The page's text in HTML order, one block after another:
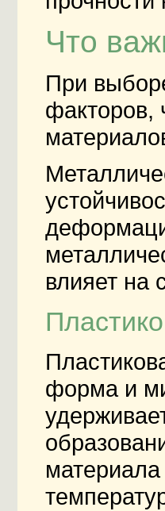
Что
При
факторов,
влияет на
форма и